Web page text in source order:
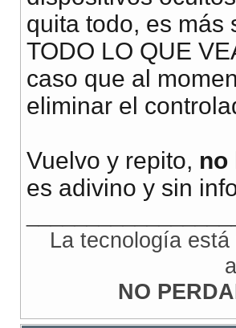
quita todo, es más
TODO LO QUE
caso que al
eliminar el
Vuelvo y repito, no
es adivino y sin
La tecnología está
NO